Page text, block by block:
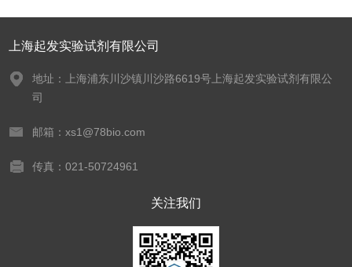
上海起发实验试剂有限公司
地址：上海浦东川沙镇川沙路6619号上海起发实验试剂有限公
司
邮箱：xs1@78bio.com
传真：021-50724961
关注我们